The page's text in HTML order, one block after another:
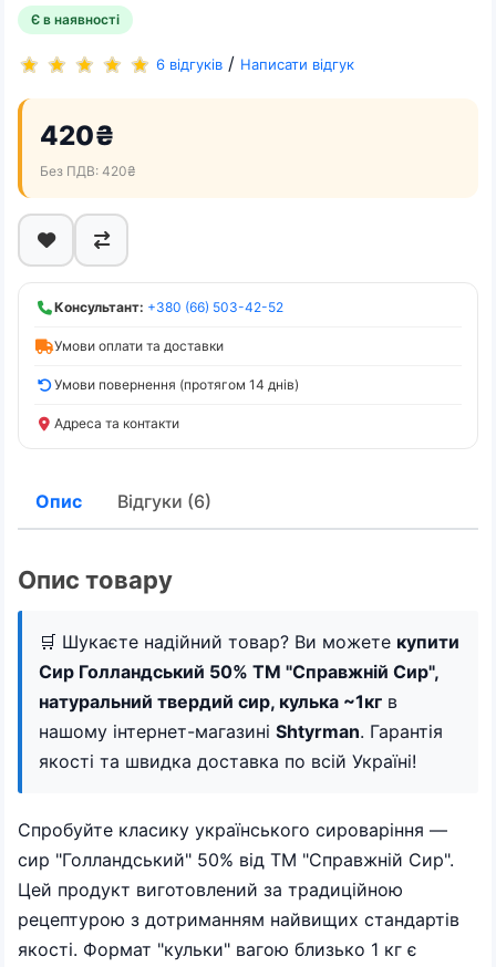
Є в наявності
6 відгуків / Написати відгук
420₴
Без ПДВ: 420₴
Консультант: +380 (66) 503-42-52
Умови оплати та доставки
Умови повернення (протягом 14 днів)
Адреса та контакти
Опис Відгуки (6)
Опис товару
🛒 Шукаєте надійний товар? Ви можете купити
Сир Голландський 50% ТМ "Справжній Сир",
натуральний твердий сир, кулька ~1кг в
нашому інтернет-магазині Shtyrman. Гарантія
якості та швидка доставка по всій Україні!
Спробуйте класику українського сироваріння —
сир "Голландський" 50% від ТМ "Справжній Сир".
Цей продукт виготовлений за традиційною
рецептурою з дотриманням найвищих стандартів
якості. Формат "кульки" вагою близько 1 кг є